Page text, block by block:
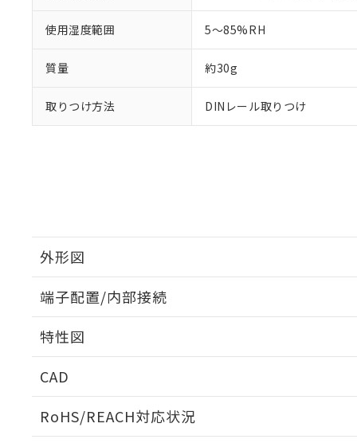
使用湿度範囲 5～85%RH
質量 約30g
取りつけ方法 DINレール取りつけ
外形図
端子配置/内部接続
特性図
CAD
RoHS/REACH対応状況